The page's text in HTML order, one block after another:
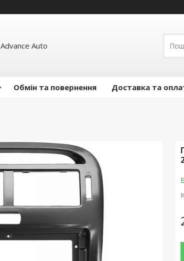
Advance Auto
Обмін та повернення Доставка та